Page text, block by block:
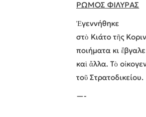
ΡΩΜΟΣ ΦΙΛΥΡΑΣ
Ἐγεννήθηκε
στὸ Κιάτο τῆς
ποιήματα κι
καὶ ἄλλα. Τὸ
τοῦ Στρατοδικείου.
—-